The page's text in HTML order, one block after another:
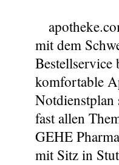
mit dem
Bestellservice
komfortable
Notdienstplan
fast allen
GEHE
mit Sitz in